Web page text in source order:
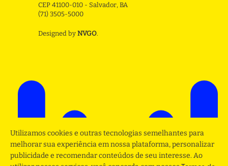
CEP 41100-010 - Salvador, BA
(71) 3505-5000
Designed by NVGO.
Utilizamos cookies e outras tecnologias semelhantes para
melhorar sua experiência em nossa plataforma, personalizar
publicidade e recomendar conteúdos de seu interesse. Ao